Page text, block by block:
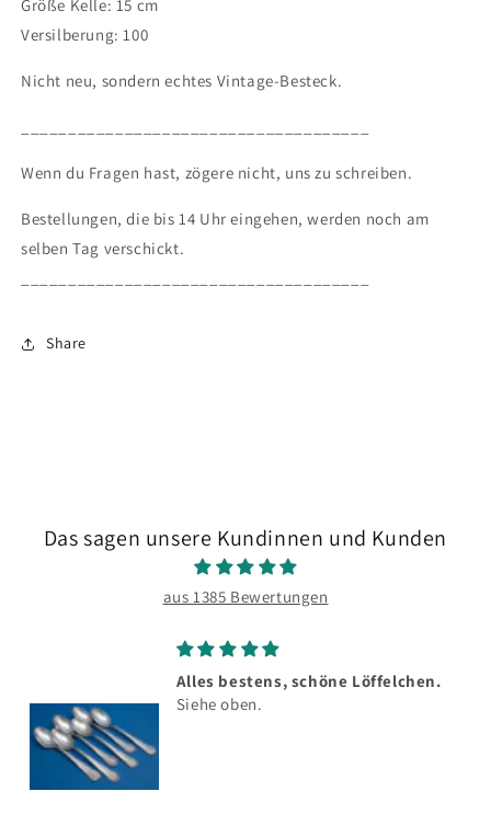
Größe Kelle: 15 cm
Versilberung: 100
Nicht neu, sondern echtes Vintage-Besteck.
Wenn du Fragen hast, zögere nicht, uns zu schreiben.
Bestellungen, die bis 14 Uhr eingehen, werden noch am
selben Tag verschickt.
Share
Das sagen unsere Kundinnen und Kunden
aus 1385 Bewertungen
Alles bestens, schöne Löffelchen.
Siehe oben.